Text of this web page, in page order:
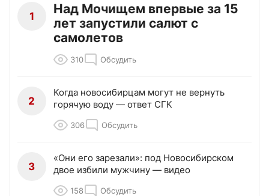
1
Над Мочищем впервые за 15
лет запустили салют с
самолетов
310 Обсудить
2
Когда новосибирцам могут не вернуть
горячую воду — ответ СГК
306 Обсудить
3
«Они его зарезали»: под Новосибирском
двое избили мужчину — видео
158 Обсудить